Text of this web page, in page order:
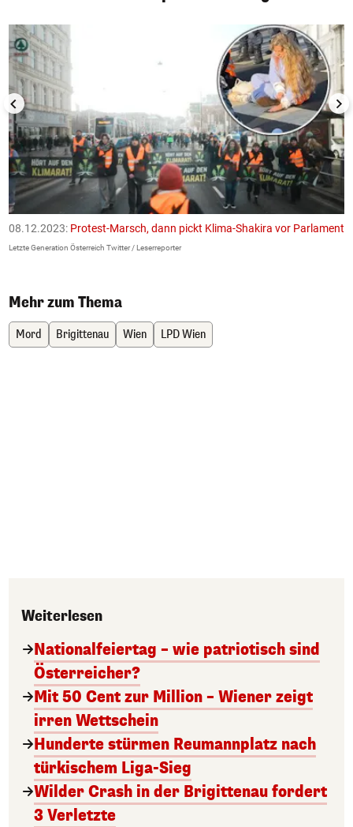
08.12.2023: Protest-Marsch, dann pickt Klima-Shakira vor Parlament
Letzte Generation Österreich Twitter / Leserreporter
Mehr zum Thema
Mord Brigittenau Wien LPD Wien
Weiterlesen
Nationalfeiertag – wie patriotisch sind
Österreicher?
Mit 50 Cent zur Million – Wiener zeigt
irren Wettschein
Hunderte stürmen Reumannplatz nach
türkischem Liga-Sieg
Wilder Crash in der Brigittenau fordert
3 Verletzte